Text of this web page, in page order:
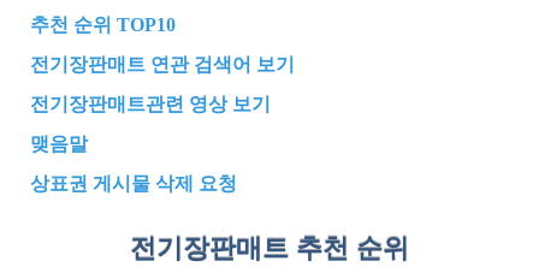
추천 순위 TOP10
전기장판매트 연관 검색어 보기
전기장판매트관련 영상 보기
맺음말
상표권 게시물 삭제 요청
전기장판매트 추천 순위